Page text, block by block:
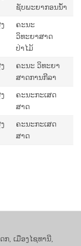
ຊັບພະຍາກອນນໍ້າ
ຄະນະ
ວິທະຍາສາດ
ປ່າໄມ້
ຄະນະ ວິທະຍາ
ສາດການກີລາ
ຄະນະກະເສດ
ສາດ
ຄະນະກະເສດ
ສາດ
ກ, ເມືອງໄຊທານີ,